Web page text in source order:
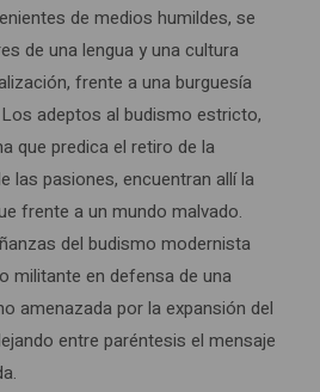
de medios humildes, se
de una lengua y una cultura
frente a una burguesía
adeptos al budismo estricto,
que predica el retiro de la
las pasiones, encuentran allí la
frente a un mundo malvado.
del budismo modernista
militante en defensa de una
amenazada por la expansión del
entre paréntesis el mensaje